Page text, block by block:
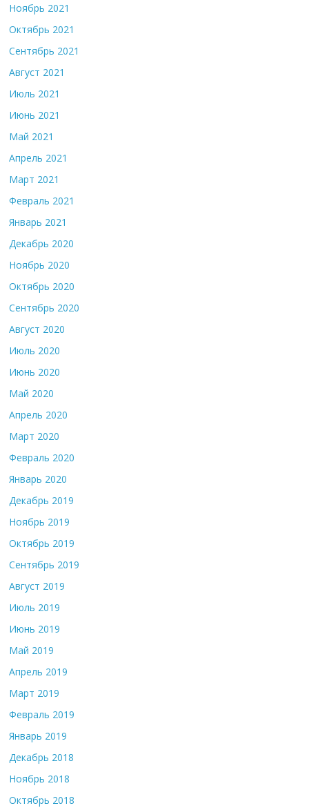
Ноябрь 2021
Октябрь 2021
Сентябрь 2021
Август 2021
Июль 2021
Июнь 2021
Май 2021
Апрель 2021
Март 2021
Февраль 2021
Январь 2021
Декабрь 2020
Ноябрь 2020
Октябрь 2020
Сентябрь 2020
Август 2020
Июль 2020
Июнь 2020
Май 2020
Апрель 2020
Март 2020
Февраль 2020
Январь 2020
Декабрь 2019
Ноябрь 2019
Октябрь 2019
Сентябрь 2019
Август 2019
Июль 2019
Июнь 2019
Май 2019
Апрель 2019
Март 2019
Февраль 2019
Январь 2019
Декабрь 2018
Ноябрь 2018
Октябрь 2018